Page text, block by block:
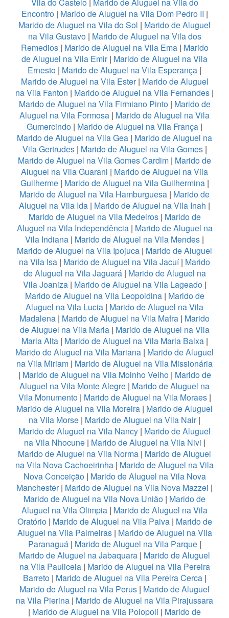
Encontro| Marido de Aluguel na Vila Dom Pedro II |
Marido de Aluguel na Vila do Sol | Marido de Aluguel
na Vila Gustavo| Marido de Aluguel na Vila dos
Remedios| Marido de Aluguel na Vila Ema| Marido
de Aluguel na Vila Emir| Marido de Aluguel na Vila
Ernesto | Marido de Aluguel na Vila Esperança |
Marido de Aluguel na Vila Ester| Marido de Aluguel
na Vila Fanton | Marido de Aluguel na Vila Fernandes |
Marido de Aluguel na Vila Firmiano Pinto| Marido de
Aluguel na Vila Formosa | Marido de Aluguel na Vila
Gumercindo | Marido de Aluguel na Vila França |
Marido de Aluguel na Vila Gea | Marido de Aluguel na
Vila Gertrudes| Marido de Aluguel na Vila Gomes|
Marido de Aluguel na Vila Gomes Cardim | Marido de
Aluguel na Vila Guarani | Marido de Aluguel na Vila
Guilherme| Marido de Aluguel na Vila Guilhermina|
Marido de Aluguel na Vila Hamburguesa | Marido de
Aluguel na Vila Ida | Marido de Aluguel na Vila Inah |
Marido de Aluguel na Vila Medeiros| Marido de
Aluguel na Vila Independência| Marido de Aluguel na
Vila Indiana | Marido de Aluguel na Vila Mendes |
Marido de Aluguel na Vila Ipojuca | Marido de Aluguel
na Vila Isa | Marido de Aluguel na Vila Jacuí| Marido
de Aluguel na Vila Jaguará| Marido de Aluguel na
Vila Joaniza| Marido de Aluguel na Vila Lageado|
Marido de Aluguel na Vila Leopoldina| Marido de
Aluguel na Vila Lucia | Marido de Aluguel na Vila
Madalena | Marido de Aluguel na Vila Mafra | Marido
de Aluguel na Vila Maria| Marido de Aluguel na Vila
Maria Alta| Marido de Aluguel na Vila Maria Baixa|
Marido de Aluguel na Vila Mariana | Marido de Aluguel
na Vila Miriam | Marido de Aluguel na Vila Missionária
| Marido de Aluguel na Vila Moinho Velho| Marido de
Aluguel na Vila Monte Alegre | Marido de Aluguel na
Vila Monumento| Marido de Aluguel na Vila Moraes|
Marido de Aluguel na Vila Moreira | Marido de Aluguel
na Vila Morse | Marido de Aluguel na Vila Nair|
Marido de Aluguel na Vila Nancy | Marido de Aluguel
na Vila Nhocune| Marido de Aluguel na Vila Nivi |
Marido de Aluguel na Vila Norma | Marido de Aluguel
na Vila Nova Cachoeirinha | Marido de Aluguel na Vila
Nova Conceição| Marido de Aluguel na Vila Nova
Manchester| Marido de Aluguel na Vila Nova Mazzei |
Marido de Aluguel na Vila Nova União | Marido de
Aluguel na Vila Olimpia | Marido de Aluguel na Vila
Oratório| Marido de Aluguel na Vila Paiva| Marido de
Aluguel na Vila Palmeiras| Marido de Aluguel na Vila
Paranaguá| Marido de Aluguel na Vila Parque|
Marido de Aluguel na Jabaquara | Marido de Aluguel
na Vila Pauliceia| Marido de Aluguel na Vila Pereira
Barreto| Marido de Aluguel na Vila Pereira Cerca|
Marido de Aluguel na Vila Perus | Marido de Aluguel
na Vila Pierina | Marido de Aluguel na Vila Pirajussara
| Marido de Aluguel na Vila Polopoli | Marido de